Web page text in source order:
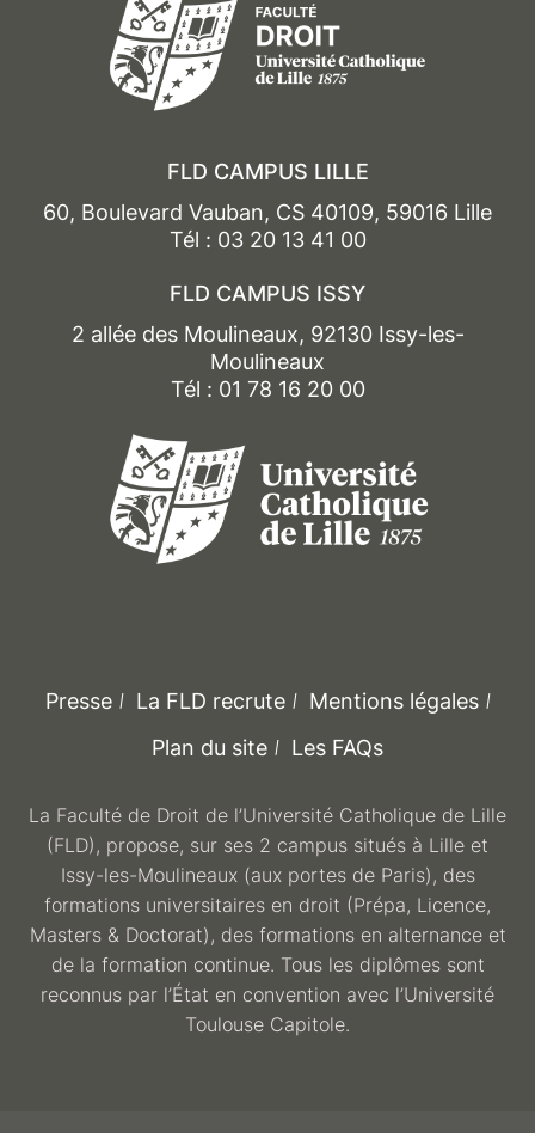
FLD CAMPUS LILLE
60, Boulevard Vauban, CS 40109, 59016 Lille
Tél : 03 20 13 41 00
FLD CAMPUS ISSY
2 allée des Moulineaux, 92130 Issy-les-
Moulineaux
Tél : 01 78 16 20 00
Presse La FLD recrute
Mentions légales
Plan du site
Les FAQs
La Faculté de Droit de l’Université Catholique de Lille
(FLD), propose, sur ses 2 campus situés à Lille et
Issy-les-Moulineaux (aux portes de Paris), des
formations universitaires en droit (Prépa, Licence,
Masters & Doctorat), des formations en alternance et
de la formation continue. Tous les diplômes sont
reconnus par l’État en convention avec l’Université
Toulouse Capitole.